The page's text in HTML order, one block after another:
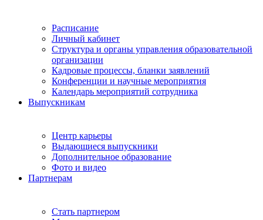
Расписание
Личный кабинет
Структура и органы управления образовательной
организации
Кадровые процессы, бланки заявлений
Конференции и научные мероприятия
Календарь мероприятий сотрудника
Выпускникам
Центр карьеры
Выдающиеся выпускники
Дополнительное образование
Фото и видео
Партнерам
Стать партнером